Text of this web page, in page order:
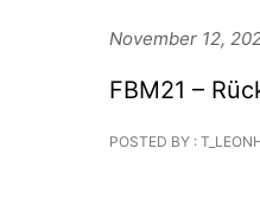
November 12,
FBM21 –
POSTED BY :